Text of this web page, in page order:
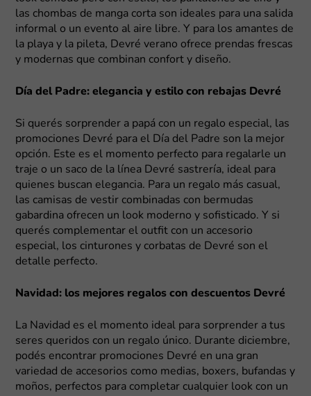
las chombas de manga corta son ideales para una salida
informal o un evento al aire libre. Y para los amantes de
la playa y la pileta, Devré verano ofrece prendas frescas
y modernas que combinan confort y diseño.
Día del Padre: elegancia y estilo con rebajas Devré
Si querés sorprender a papá con un regalo especial, las
promociones Devré para el Día del Padre son la mejor
opción. Este es el momento perfecto para regalarle un
traje o un saco de la línea Devré sastrería, ideal para
quienes buscan elegancia. Para un regalo más casual,
las camisas de vestir combinadas con bermudas
gabardina ofrecen un look moderno y sofisticado. Y si
querés complementar el outfit con un accesorio
especial, los cinturones y corbatas de Devré son el
detalle perfecto.
Navidad: los mejores regalos con descuentos Devré
La Navidad es el momento ideal para sorprender a tus
seres queridos con un regalo único. Durante diciembre,
podés encontrar promociones Devré en una gran
variedad de accesorios como medias, boxers, bufandas y
moños, perfectos para completar cualquier look con un